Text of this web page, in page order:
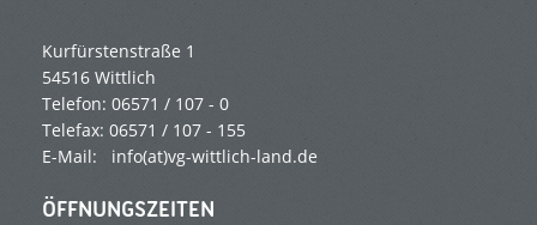
Kurfürstenstraße 1
54516 Wittlich
Telefon: 06571 / 107 - 0
Telefax: 06571 / 107 - 155
E-Mail: info(at)vg-wittlich-land.de
ÖFFNUNGSZEITEN